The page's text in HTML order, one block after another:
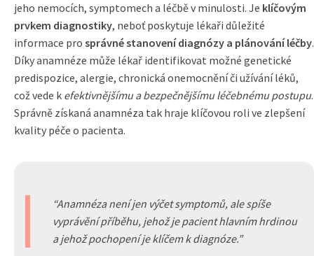
jeho nemocích, symptomech a léčbě v minulosti. Je klíčovým
prvkem diagnostiky, neboť poskytuje lékaři důležité
informace pro správné stanovení diagnózy a plánování léčby.
Díky anamnéze může lékař identifikovat možné genetické
predispozice, alergie, chronická onemocnění či užívání léků,
což vede k efektivnějšímu a bezpečnějšímu léčebnému postupu.
Správně získaná anamnéza tak hraje klíčovou roli ve zlepšení
kvality péče o pacienta.
Anamnéza není jen výčet symptomů, ale spíše
vyprávění příběhu, jehož je pacient hlavním hrdinou
a jehož pochopení je klíčem k diagnóze.